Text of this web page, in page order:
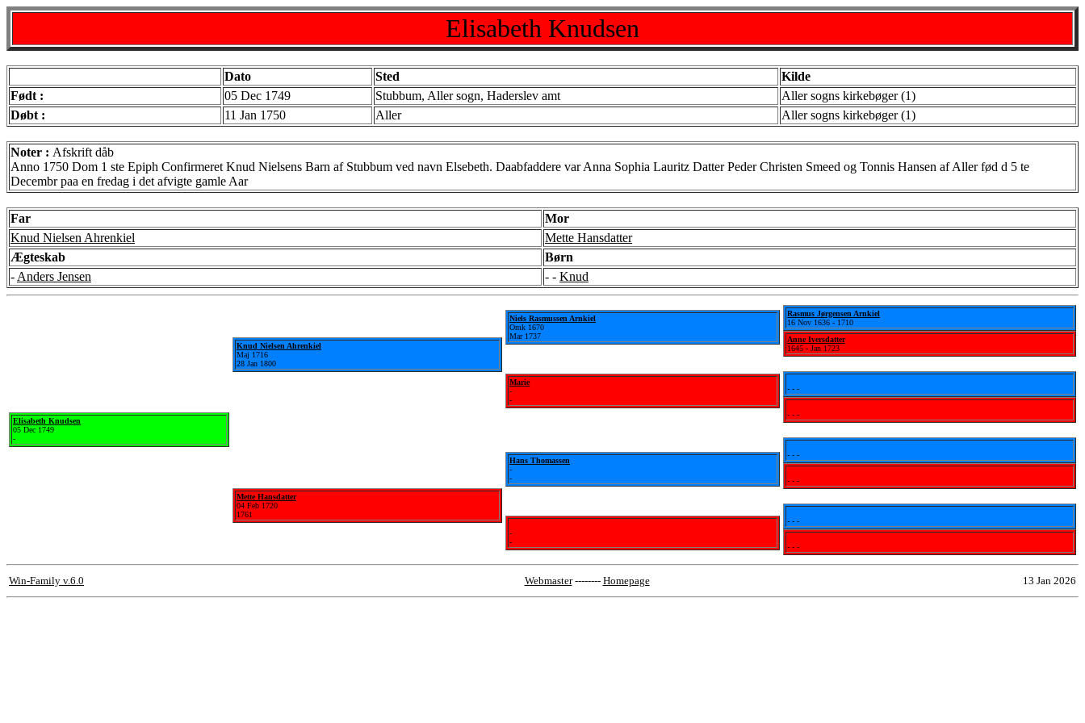
Elisabeth Knudsen
Dato Sted
Kilde
Født :
05 Dec 1749 Stubbum, Aller sogn, Haderslev amt
Aller sogns kirkebøger (1)
Døbt :
11 Jan 1750 Aller Aller sogns kirkebøger (1)
Noter : Afskrift dåb
Anno 1750 Dom 1 ste Epiph Confirmeret Knud Nielsens Barn af Stubbum ved navn Elsebeth. Daabfaddere var Anna Sophia Lauritz Datter Peder Christen Smeed og Tonnis Hansen af Aller fød d 5 te
Decembr paa en fredag i det afvigte gamle Aar
Far
Mor
Knud Nielsen Ahrenkiel
Mette Hansdatter
Ægteskab
Børn
- Anders Jensen - - Knud
Elisabeth Knudsen
05 Dec 1749
-
Knud Nielsen Ahrenkiel
Maj 1716
28 Jan 1800
Mette Hansdatter
04 Feb 1720
1761
Niels Rasmussen Arnkiel
Omk 1670
Mar 1737
Marie
-
-
Hans Thomassen
-
-
-
-
Rasmus Jørgensen Arnkiel
16 Nov 1636 - 1710
Anne Iversdatter
1645 - Jan 1723
- - -
- - -
- - -
- - -
- - -
- - -
Win-Family v.6.0 Webmaster-------- Homepage 13 Jan 2026